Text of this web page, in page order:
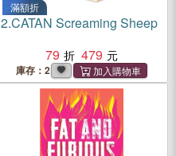
滿額折
2.CATAN Screaming Sheep
79
479
庫存：2